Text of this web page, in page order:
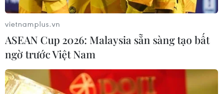
09/08/2026 07:04
Chiến dịch siết nhập cư của Mỹ tăng
tốc, ICE bắt giữ 51.000 người
09/08/2026 06:56
vietnamplus.vn
ASEAN Cup 2026: Malaysia sẵn sàng tạo bất
ngờ trước Việt Nam